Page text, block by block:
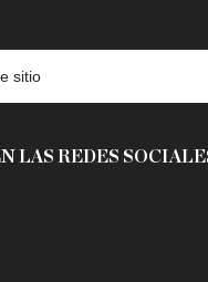
LAS REDES